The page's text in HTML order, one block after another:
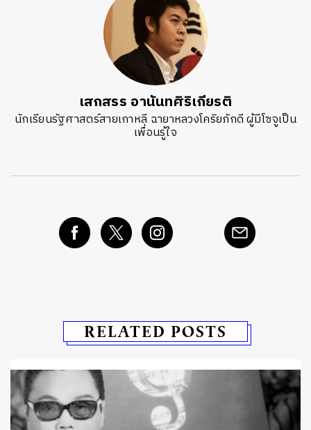
เสกสรร อานันทศิริเกียรติ
นักเรียนรัฐศาสตร์สายเกาหลี ฉายาหลวงโคริยภักดี ผู้มีโซจูเป็น
เพื่อนรู้ใจ
RELATED POSTS